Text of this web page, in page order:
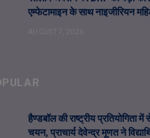
एम्फेटामाइन के साथ नाइजीरियन
हैण्डबॉल की राष्ट्रीय प्रतियोगिता
चयन, प्राचार्य देवेन्द्र मूणत ने